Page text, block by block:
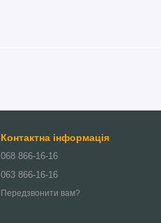
Контактна інформація
068 866-16-16
063 866-16-16
Передзвонити вам?